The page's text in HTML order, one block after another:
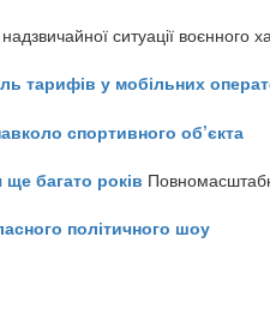
ситуації воєнного
тарифів у мобільних
спортивного об’єкта
ще багато років
політичного шоу